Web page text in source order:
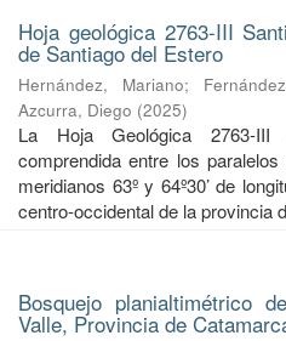
Hoja geológica 2763-III
de Santiago del Estero
Hernández, Mariano;
Azcurra, Diego (2025)
La Hoja Geológica 2763-
comprendida entre los
meridianos 63º y 64º30’ de
centro-occidental de la provincia
Bosquejo planialtimétrico
Valle, Provincia de